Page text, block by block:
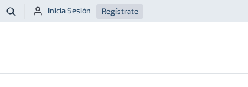
Buscar
Inicia Sesión Regístrate